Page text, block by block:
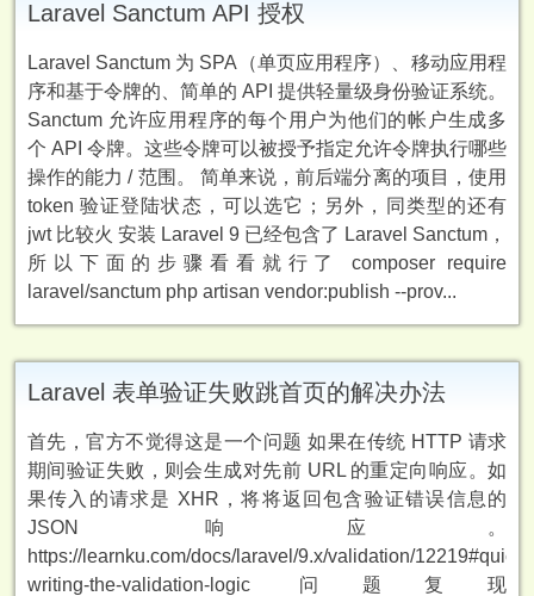
Laravel Sanctum API 授权
Laravel Sanctum 为 SPA（单页应用程序）、移动应用程
序和基于令牌的、简单的 API 提供轻量级身份验证系统。
Sanctum 允许应用程序的每个用户为他们的帐户生成多
个 API 令牌。这些令牌可以被授予指定允许令牌执行哪些
操作的能力 / 范围。 简单来说，前后端分离的项目，使用
token 验证登陆状态，可以选它；另外，同类型的还有
jwt 比较火 安装 Laravel 9 已经包含了 Laravel Sanctum，
所以下面的步骤看看就行了 composer require
laravel/sanctum php artisan vendor:publish --prov...
Laravel 表单验证失败跳首页的解决办法
首先，官方不觉得这是一个问题 如果在传统 HTTP 请求
期间验证失败，则会生成对先前 URL 的重定向响应。如
果传入的请求是 XHR，将将返回包含验证错误信息的
JSON 响应。
https://learnku.com/docs/laravel/9.x/validation/12219#quick-
writing-the-validation-logic 问题复现